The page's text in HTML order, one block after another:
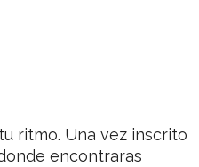
ritmo. Una vez inscrito
encontraras